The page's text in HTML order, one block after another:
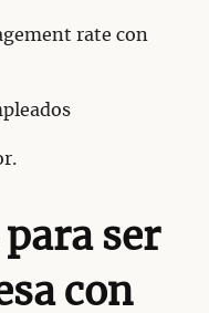
rate con
ser
con